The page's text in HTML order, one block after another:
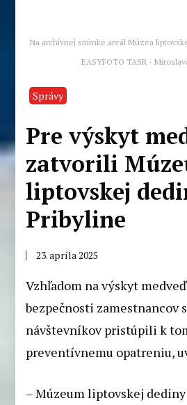
Na archívnej snímke areál Múzea
EASYFOTO TASR -
Správy
Pre výskyt
zatvorili
liptovskej
Pribyline
23. apríla 2025
Vzhľadom na výskyt
bezpečnosti zamestnancov
návštevníkov pristúpili k
preventívnemu opatreniu,
– Múzeum liptovskej